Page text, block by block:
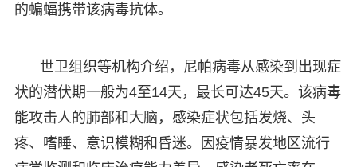
的蝙蝠携带该病毒抗体。
世卫组织等机构介绍，尼帕病毒从感染到出现症
状的潜伏期一般为4至14天，最长可达45天。该病毒
能攻击人的肺部和大脑，感染症状包括发烧、头
疼、嗜睡、意识模糊和昏迷。因疫情暴发地区流行